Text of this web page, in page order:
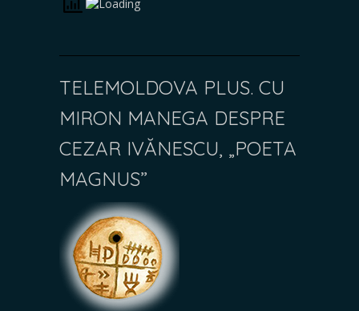
TELEMOLDOVA PLUS. CU
MIRON MANEGA DESPRE
CEZAR IVĂNESCU, „POETA
MAGNUS”